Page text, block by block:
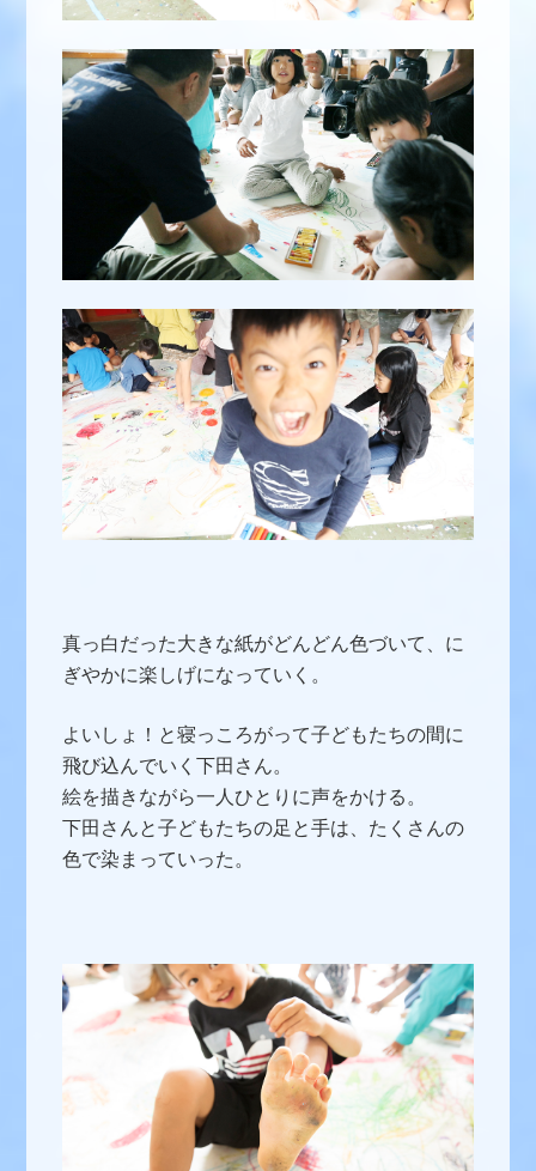
真っ白だった大きな紙がどんどん色づいて、に
ぎやかに楽しげになっていく。
よいしょ！と寝っころがって子どもたちの間に
飛び込んでいく下田さん。
絵を描きながら一人ひとりに声をかける。
下田さんと子どもたちの足と手は、たくさんの
色で染まっていった。